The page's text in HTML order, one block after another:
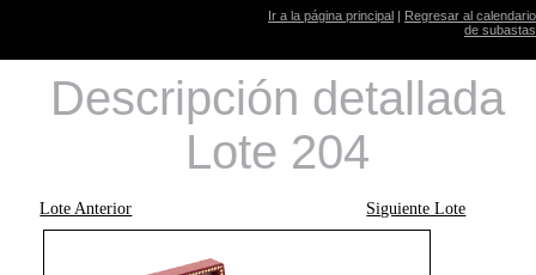
Ir a la página principal | Regresar al calendario
de subastas
Descripción detallada
Lote 204
Lote Anterior Siguiente Lote